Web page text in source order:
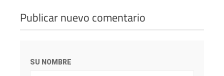
Publicar nuevo comentario
SU NOMBRE